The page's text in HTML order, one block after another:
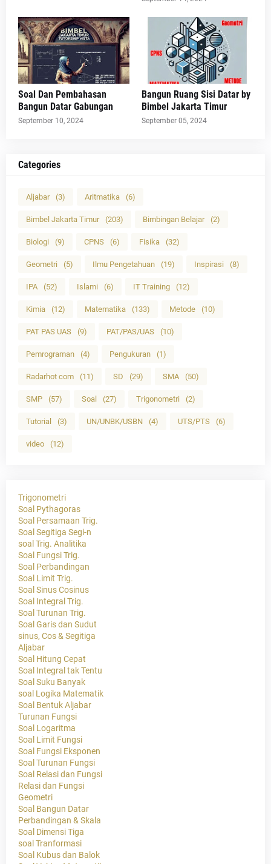
Soal Dan Pembahasan
Bangun Datar Gabungan
September 10, 2024
Bangun Ruang Sisi Datar by
Bimbel Jakarta Timur
September 05, 2024
Categories
Aljabar (3) Aritmatika (6)
Bimbel Jakarta Timur (203) Bimbingan Belajar (2)
Biologi (9) CPNS (6) Fisika (32)
Geometri (5) Ilmu Pengetahuan (19) Inspirasi (8)
IPA (52) Islami (6) IT Training (12)
Kimia (12) Matematika (133) Metode (10)
PAT PAS UAS (9) PAT/PAS/UAS (10)
Pemrograman (4) Pengukuran (1)
Radarhot com (11) SD (29) SMA (50)
SMP (57) Soal (27) Trigonometri (2)
Tutorial (3) UN/UNBK/USBN (4) UTS/PTS (6)
video (12)
Trigonometri
Soal Pythagoras
Soal Persamaan Trig.
Soal Segitiga Segi-n
soal Trig. Analitika
Soal Fungsi Trig.
Soal Perbandingan
Soal Limit Trig.
Soal Sinus Cosinus
Soal Integral Trig.
Soal Turunan Trig.
Soal Garis dan Sudut
sinus, Cos & Segitiga
Aljabar
Soal Hitung Cepat
Soal Integral tak Tentu
Soal Suku Banyak
soal Logika Matematik
Soal Bentuk Aljabar
Turunan Fungsi
Soal Logaritma
Soal Limit Fungsi
Soal Fungsi Eksponen
Soal Turunan Fungsi
Soal Relasi dan Fungsi
Relasi dan Fungsi
Geometri
Soal Bangun Datar
Perbandingan & Skala
Soal Dimensi Tiga
soal Tranformasi
Soal Kubus dan Balok